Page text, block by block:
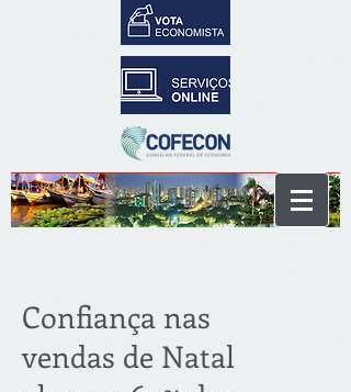
Confiança nas
vendas de Natal